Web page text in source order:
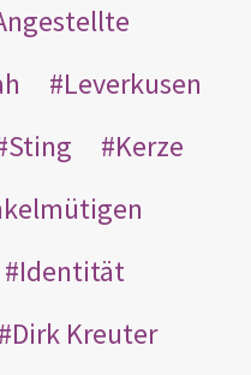
Leverkusen
Sting
Kerze
Identität
Dirk Kreuter